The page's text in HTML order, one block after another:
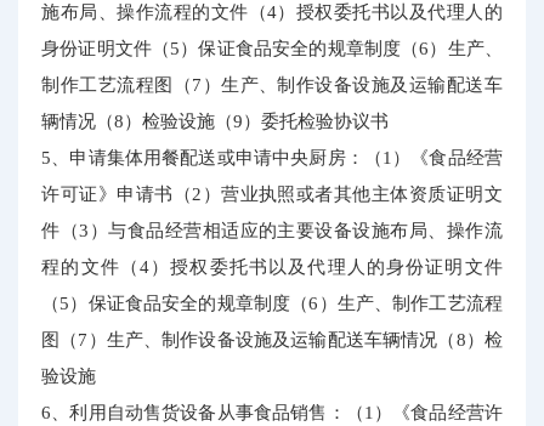
施布局、操作流程的文件（4）授权委托书以及代理人的
身份证明文件（5）保证食品安全的规章制度（6）生产、
制作工艺流程图（7）生产、制作设备设施及运输配送车
辆情况（8）检验设施（9）委托检验协议书
5、申请集体用餐配送或申请中央厨房：（1）《食品经营
许可证》申请书（2）营业执照或者其他主体资质证明文
件（3）与食品经营相适应的主要设备设施布局、操作流
程的文件（4）授权委托书以及代理人的身份证明文件
（5）保证食品安全的规章制度（6）生产、制作工艺流程
图（7）生产、制作设备设施及运输配送车辆情况（8）检
验设施
6、利用自动售货设备从事食品销售：（1）《食品经营许